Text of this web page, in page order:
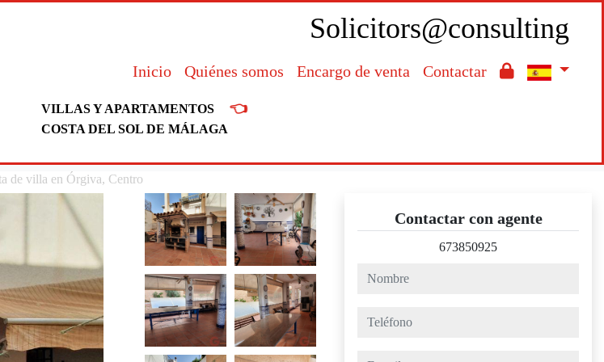
Solicitors@consulting
Inicio Quiénes somos Encargo de venta Contactar
VILLAS Y APARTAMENTOS 👈
COSTA DEL SOL DE MÁLAGA
de villa en Órgiva, Centro
Contactar con agente
673850925
nombre
teléfono
e-mail